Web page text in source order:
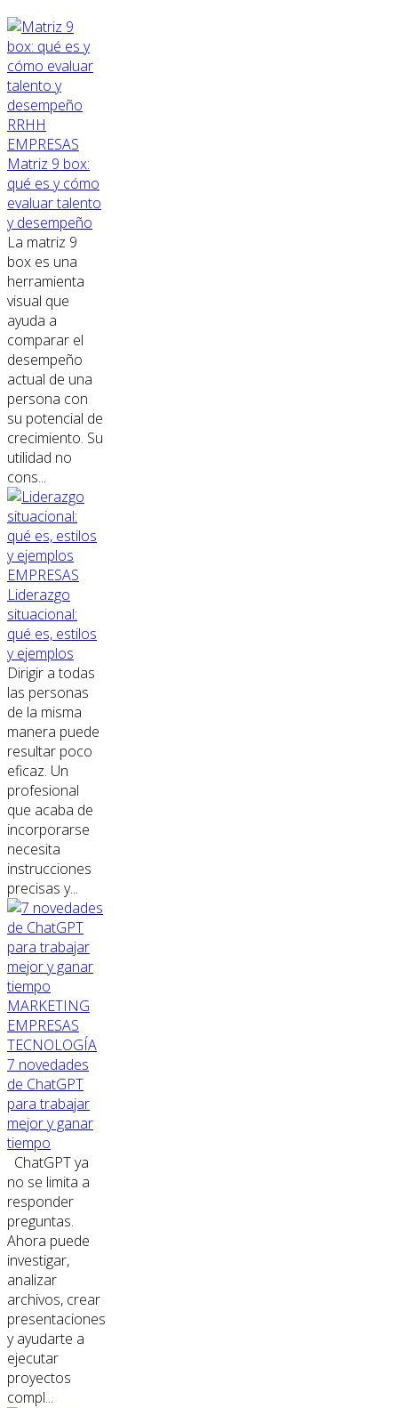
RRHH
EMPRESAS
Matriz 9 box:
qué es y cómo
evaluar talento
y desempeño
La matriz 9
box es una
herramienta
visual que
ayuda a
comparar el
desempeño
actual de una
persona con
su potencial de
crecimiento. Su
utilidad no
cons...
EMPRESAS
Liderazgo
situacional:
qué es, estilos
y ejemplos
Dirigir a todas
las personas
de la misma
manera puede
resultar poco
eficaz. Un
profesional
que acaba de
incorporarse
necesita
instrucciones
precisas y...
MARKETING
EMPRESAS
TECNOLOGÍA
7 novedades
de ChatGPT
para trabajar
mejor y ganar
tiempo
ChatGPT ya
no se limita a
responder
preguntas.
Ahora puede
investigar,
analizar
archivos, crear
presentaciones
y ayudarte a
ejecutar
proyectos
compl...